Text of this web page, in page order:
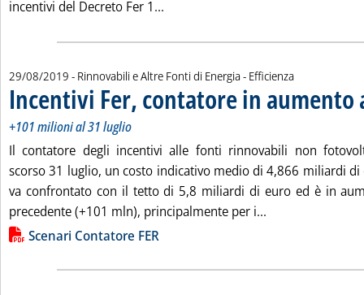
incentivi del Decreto Fer 1...
29/08/2019 - Rinnovabili e Altre Fonti di Energia - Efficienza
Incentivi Fer, contatore in aumento
+101 milioni al 31 luglio
Il contatore degli incentivi alle fonti rinnovabili non
scorso 31 luglio, un costo indicativo medio di 4,866 miliardi di
va confrontato con il tetto di 5,8 miliardi di euro ed è in
precedente (+101 mln), principalmente per i...
Lista allegati PDF alla notizia
Scenari Contatore FER